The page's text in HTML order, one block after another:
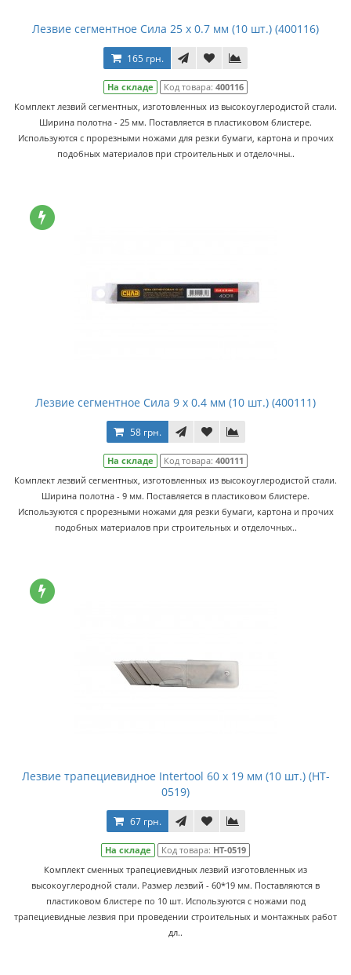
Лезвие сегментное Сила 25 x 0.7 мм (10 шт.) (400116)
165 грн.
На складе Код товара: 400116
Комплект лезвий сегментных, изготовленных из высокоуглеродистой стали.
Ширина полотна - 25 мм. Поставляется в пластиковом блистере.
Используются с прорезными ножами для резки бумаги, картона и прочих
подобных материалов при строительных и отделочны..
Лезвие сегментное Сила 9 x 0.4 мм (10 шт.) (400111)
58 грн.
На складе Код товара: 400111
Комплект лезвий сегментных, изготовленных из высокоуглеродистой стали.
Ширина полотна - 9 мм. Поставляется в пластиковом блистере.
Используются с прорезными ножами для резки бумаги, картона и прочих
подобных материалов при строительных и отделочных..
Лезвие трапециевидное Intertool 60 х 19 мм (10 шт.) (HT-
0519)
67 грн.
На складе Код товара: HT-0519
Комплект сменных трапециевидных лезвий изготовленных из
высокоуглеродной стали. Размер лезвий - 60*19 мм. Поставляются в
пластиковом блистере по 10 шт. Используются с ножами под
трапециевидные лезвия при проведении строительных и монтажных работ
дл..